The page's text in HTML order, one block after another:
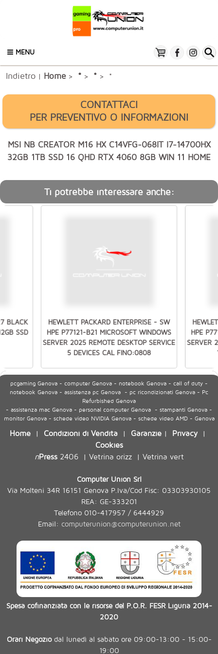
MENU
Indietro | Home> * > * > *
CONTATTACI
PER PREVENTIVO O INFORMAZIONI
MSI NB CREATOR M16 HX C14VFG-068IT I7-14700HX
32GB 1TB SSD 16 QHD RTX 4060 8GB WIN 11 HOME
Ti potrebbe interessare anche:
BLACK
SSD
HEWLETT PACKARD ENTERPRISE - SW
HPE P77121-B21 MICROSOFT WINDOWS
SERVER 2025 REMOTE DESKTOP SERVICE
5 DEVICES CAL FINO:0808
HPE
SERVER
pcgaming Genova - computer Genova - notebook Genova - call of duty -
notebook Genova - assistenza pc Genova - pc ricondizionati Genova - Pc
Refurbished Genova
- assistenza mac Genova - personal computer Genova - stampanti Genova -
monitor Genova - schede video NVIDIA Genova - schede video AMD - Genova
Home | Condizioni di Vendita | Garanzie | Privacy|
Cookies
nPress2406| Vetrina orizz| Vetrina vert
Computer Union Srl
Via Molteni 34R 16151 Genova P.Iva/Cod Fisc: 03303930105
REA: GE-333201
Telefono 010-417957 / 6444929
Email: computerunion@computerunion.net
Spesa cofinanziata con le risorse del P.O.R. FESR Liguria 2014-
2020
Orari Negoziodal lunedì al sabato ore 09:00-13:00 - 15:00-
19:00